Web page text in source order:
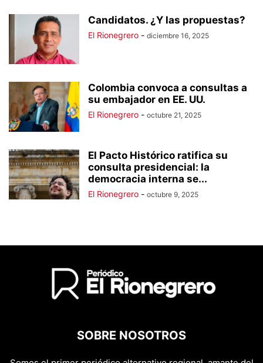
Candidatos. ¿Y las propuestas?
El Rionegrero - diciembre 16, 2025
Colombia convoca a consultas a
su embajador en EE. UU.
El Rionegrero - octubre 21, 2025
El Pacto Histórico ratifica su
consulta presidencial: la
democracia interna se...
El Rionegrero - octubre 9, 2025
SOBRE NOSOTROS